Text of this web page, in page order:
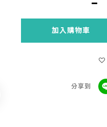
加入購物車
分享到